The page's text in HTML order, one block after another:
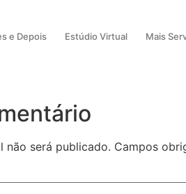
e Depois Estúdio Virtual Mais
não será publicado. Campos